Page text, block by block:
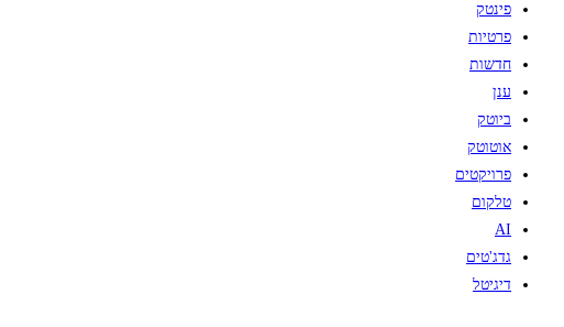
פינטק
פרטיות
חדשות
ענן
ביוטק
אוטוטק
פרויקטים
טלקום
AI
גדג'טים
דיגיטל